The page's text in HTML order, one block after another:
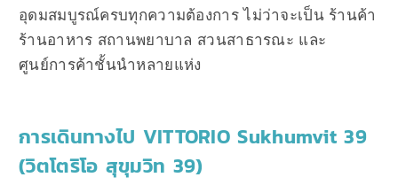
อุดมสมบูรณ์ครบทุกความต้องการ ไม่ว่าจะเป็น ร้านค้า
ร้านอาหาร สถานพยาบาล สวนสาธารณะ และ
ศูนย์การค้าชั้นนำหลายแห่ง
การเดินทางไป VITTORIO Sukhumvit 39
(วิตโตริโอ สุขุมวิท 39)